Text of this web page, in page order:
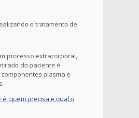
o tratamento de
processo extracorporal,
do paciente é
plasma e
quem precisa e qual o